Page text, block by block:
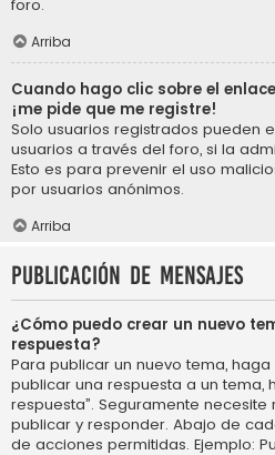
foro.
Arriba
Cuando hago clic sobre el
¡me pide que me registre!
Solo usuarios registrados pueden
usuarios a través del foro, si la
Esto es para prevenir el uso
por usuarios anónimos.
Arriba
Publicación de mensajes
¿Cómo puedo crear un nuevo
respuesta?
Para publicar un nuevo tema, haga
publicar una respuesta a un tema,
respuesta”. Seguramente
publicar y responder. Abajo de
de acciones permitidas. Ejemplo: